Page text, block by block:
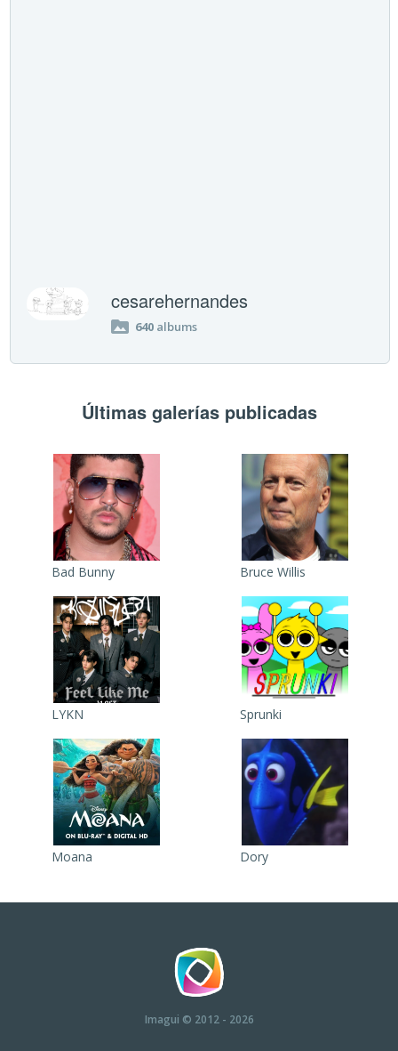
cesarehernandes
640 albums
Últimas galerías publicadas
Bad Bunny Bruce Willis
LYKN Sprunki
Moana Dory
Imagui © 2012 - 2026